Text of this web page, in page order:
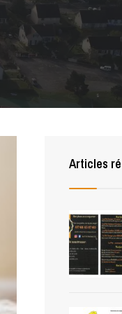
Articles